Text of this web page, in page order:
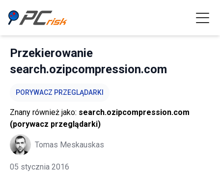
Przekierowanie
search.ozipcompression.com
PORYWACZ PRZEGLĄDARKI
Znany również jako: search.ozipcompression.com
(porywacz przeglądarki)
Tomas Meskauskas
05 stycznia 2016